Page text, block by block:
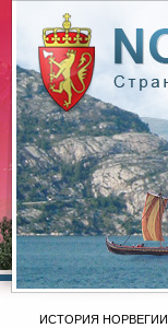
ИСТОРИЯ НОРВЕГИИ